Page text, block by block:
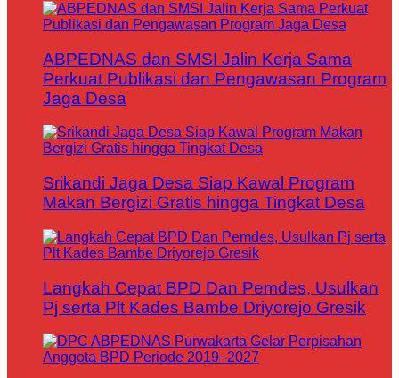
ABPEDNAS dan SMSI Jalin Kerja Sama
Perkuat Publikasi dan Pengawasan Program
Jaga Desa
Srikandi Jaga Desa Siap Kawal Program
Makan Bergizi Gratis hingga Tingkat Desa
Langkah Cepat BPD Dan Pemdes, Usulkan
Pj serta Plt Kades Bambe Driyorejo Gresik